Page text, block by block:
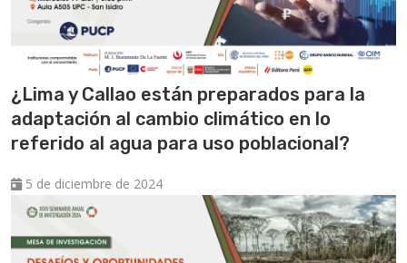
¿Lima y Callao están preparados para la
adaptación al cambio climático en lo
referido al agua para uso poblacional?
5 de diciembre de 2024